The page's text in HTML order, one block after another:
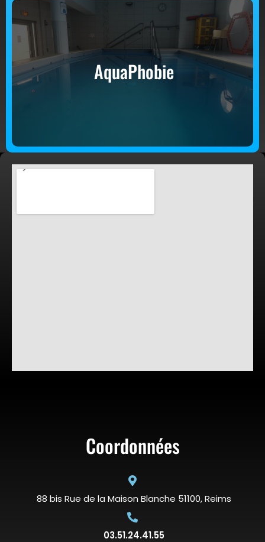
AquaPhobie
AquaPhobie
Coordonnées
88 bis Rue de la Maison Blanche 51100, Reims
03.51.24.41.55